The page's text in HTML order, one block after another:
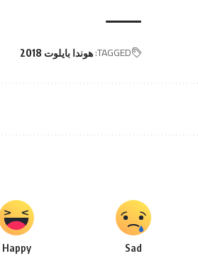
TAGGED: هوندا بايلوت 2018
Sad
Happy